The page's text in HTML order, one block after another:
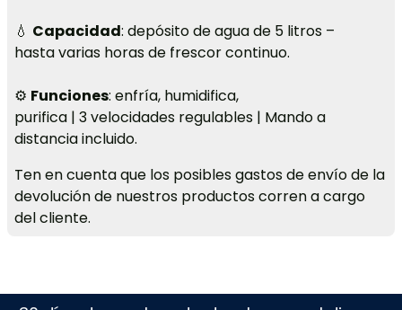
💧 Capacidad: depósito de agua de 5 litros –
hasta varias horas de frescor continuo.
⚙️ Funciones: enfría, humidifica,
purifica | 3 velocidades regulables | Mando a
distancia incluido.
Ten en cuenta que los posibles gastos de envío de la
devolución de nuestros productos corren a cargo
del cliente.